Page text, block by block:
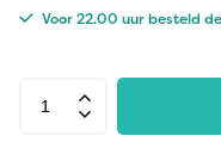
Voor 22.00 uur besteld